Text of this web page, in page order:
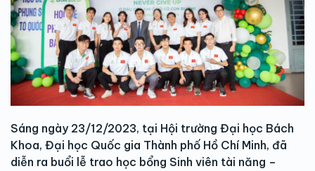
Sáng ngày 23/12/2023, tại Hội trường Đại học Bách
Khoa, Đại học Quốc gia Thành phố Hồ Chí Minh, đã
diễn ra buổi lễ trao học bổng Sinh viên tài năng –